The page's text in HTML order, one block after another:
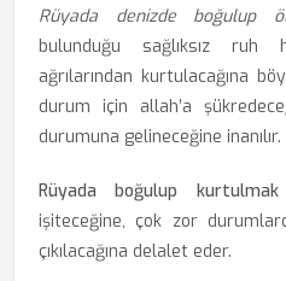
Rüyada denizde boğulup
bulunduğu sağlıksız ruh
ağrılarından kurtulacağına
durum için allah’a
durumuna gelineceğine inanılır.
Rüyada boğulup kurtulmak
işiteceğine, çok zor
çıkılacağına delalet eder.